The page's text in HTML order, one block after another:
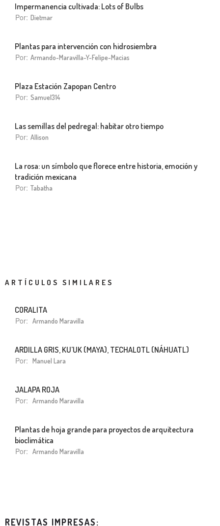
Impermanencia cultivada: Lots of Bulbs
Por: Dietmar
Plantas para intervención con hidrosiembra
Por: Armando-Maravilla-Y-Felipe-Macias
Plaza Estación Zapopan Centro
Por: Samuel314
Las semillas del pedregal: habitar otro tiempo
Por: Allison
La rosa: un símbolo que florece entre historia, emoción y
tradición mexicana
Por: Tabatha
ARTÍCULOS SIMILARES
CORALITA
Por: Armando Maravilla
ARDILLA GRIS, KU’UK (MAYA), TECHALOTL (NÁHUATL)
Por: Manuel Lara
JALAPA ROJA
Por: Armando Maravilla
Plantas de hoja grande para proyectos de arquitectura
bioclimática
Por: Armando Maravilla
REVISTAS IMPRESAS: